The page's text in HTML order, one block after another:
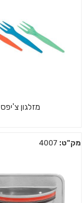
מזלגון צ'יפס
מק"ט: